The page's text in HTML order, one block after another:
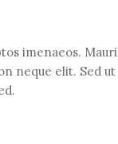
imenaeos.
neque elit. Sed ut